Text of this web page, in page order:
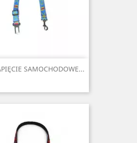
SAMOCHODOWE...